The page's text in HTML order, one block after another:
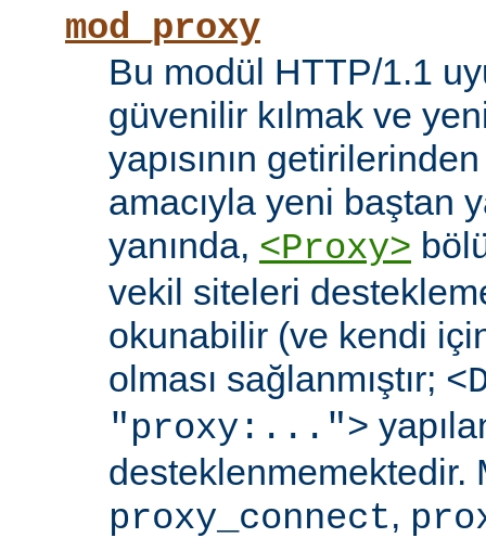
mod_proxy
Bu modül HTTP/1.1
güvenilir kılmak ve
yapısının
amacıyla yeni baştan
yanında, <Proxy>
vekil siteleri
okunabilir (ve kendi
olması sağlanmıştır;
"proxy:...">
desteklenmemektedir.
proxy_connect,